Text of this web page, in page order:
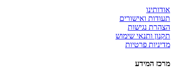
אודותינו
תעודות ואישורים
הצהרת נגישות
תקנון ותנאי שימוש
מדיניות פרטיות
מרכז המידע